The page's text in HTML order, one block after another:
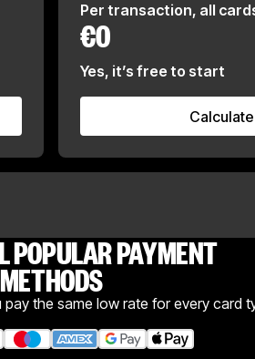
Per transaction, all
€0
Yes, it’s free to start
POPULAR PAYMENT
METHODS
pay the same low rate for every card